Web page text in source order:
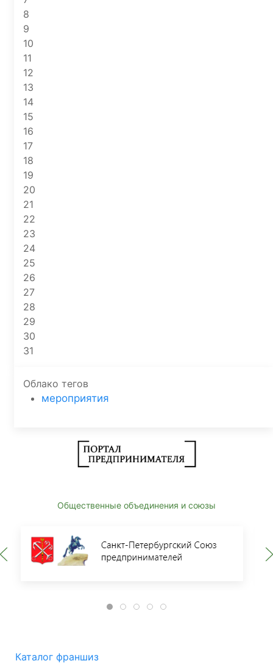
8
9
10
11
12
13
14
15
16
17
18
19
20
21
22
23
24
25
26
27
28
29
30
31
Облако тегов
мероприятия
Общественные объединения и союзы
Каталог франшиз